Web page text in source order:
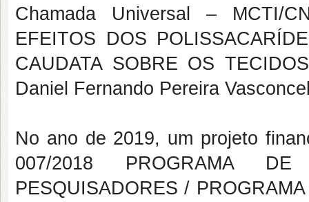
Chamada Universal – MCTI/
EFEITOS DOS
CAUDATA SOBRE OS
Daniel Fernando Pereira
No ano de 2019, um projeto
007/2018 PROGRAMA DE
PESQUISADORES /